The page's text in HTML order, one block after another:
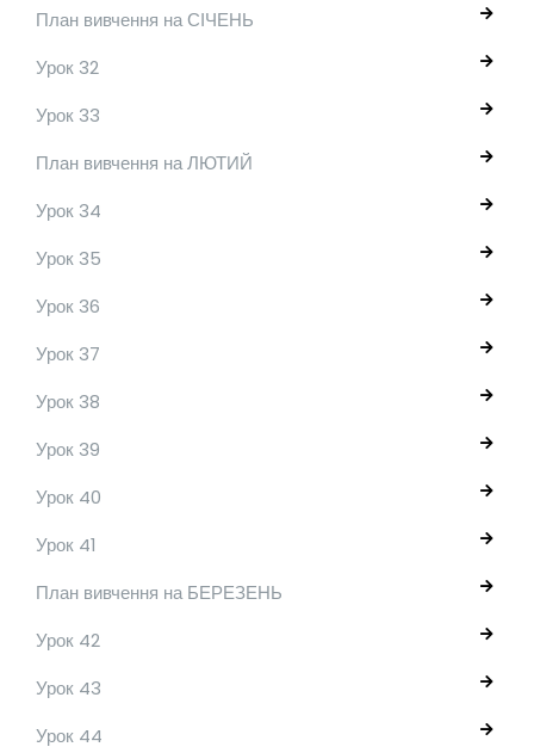
План вивчення на СІЧЕНЬ
Урок 32
Урок 33
План вивчення на ЛЮТИЙ
Урок 34
Урок 35
Урок 36
Урок 37
Урок 38
Урок 39
Урок 40
Урок 41
План вивчення на БЕРЕЗЕНЬ
Урок 42
Урок 43
Урок 44